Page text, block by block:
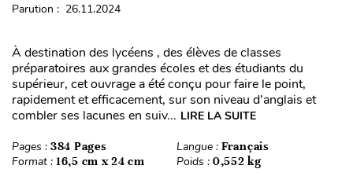
Parution : 26.11.2024
À destination des lycéens , des élèves de classes
préparatoires aux grandes écoles et des étudiants du
supérieur, cet ouvrage a été conçu pour faire le point,
rapidement et efficacement, sur son niveau d’anglais et
combler ses lacunes en suiv... LIRE LA SUITE
Pages : 384 Pages Langue : Français
Format : 16,5 cm x 24 cm Poids : 0,552 kg